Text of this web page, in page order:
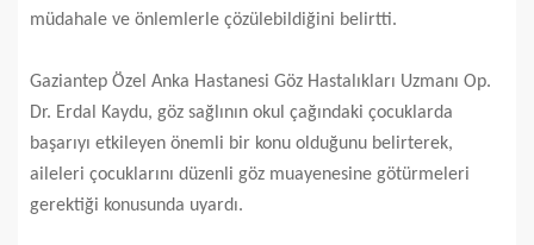
müdahale ve önlemlerle çözülebildiğini belirtti.
Gaziantep Özel Anka Hastanesi Göz Hastalıkları Uzmanı Op.
Dr. Erdal Kaydu, göz sağlının okul çağındaki çocuklarda
başarıyı etkileyen önemli bir konu olduğunu belirterek,
aileleri çocuklarını düzenli göz muayenesine götürmeleri
gerektiği konusunda uyardı.